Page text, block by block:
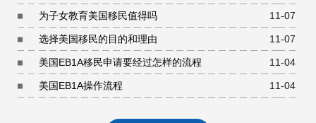
11-07
为子女教育美国移民值得吗
11-07
选择美国移民的目的和理由
11-04
美国EB1A移民申请要经过怎样的流程
11-04
美国EB1A操作流程